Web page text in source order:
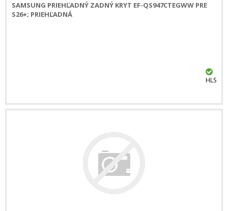
SAMSUNG PRIEHĽADNÝ ZADNÝ KRYT EF-QS947CTEGWW PRE
S26+; PRIEHĽADNÁ
HLS